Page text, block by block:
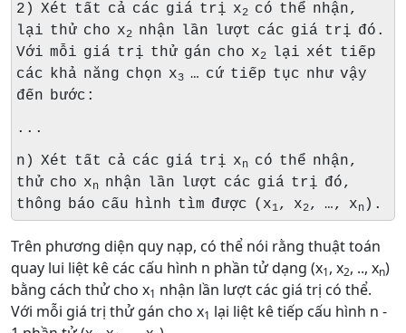
2) Xét tất cả các giá trị x2 có thể nhận,
lại thử cho x2 nhận lần lượt các giá trị đó.
Với mỗi giá trị thử gán cho x2
lại xét tiếp
các khả năng chọn x3 … cứ tiếp tục như vậy
đến bước:
...
n) Xét tất cả các giá trị xn có thể nhận,
thử cho xn nhận lần lượt các giá trị đó,
thông báo cấu hình tìm được (x1, x2, …, xn ).
Trên phương diện quy nạp, có thể nói rằng thuật toán
quay lui liệt kê các cấu hình n phần tử dạng (x1, x2, .., xn)
bằng cách thử cho x1 nhận lần lượt các giá trị có thể.
Với mỗi giá trị thử gán cho x1 lại liệt kê tiếp cấu hình n -